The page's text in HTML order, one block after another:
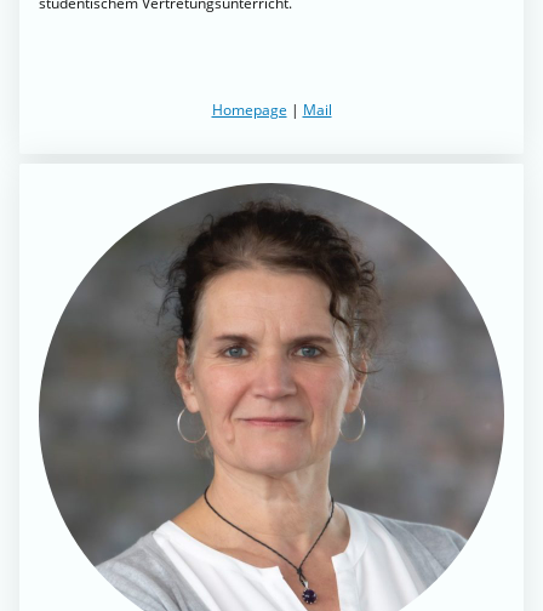
Homepage | Mail